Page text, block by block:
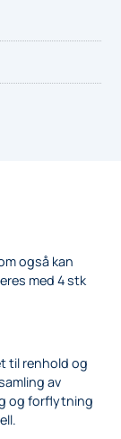
også kan
med 4 stk
til renhold og
av
og forflytning